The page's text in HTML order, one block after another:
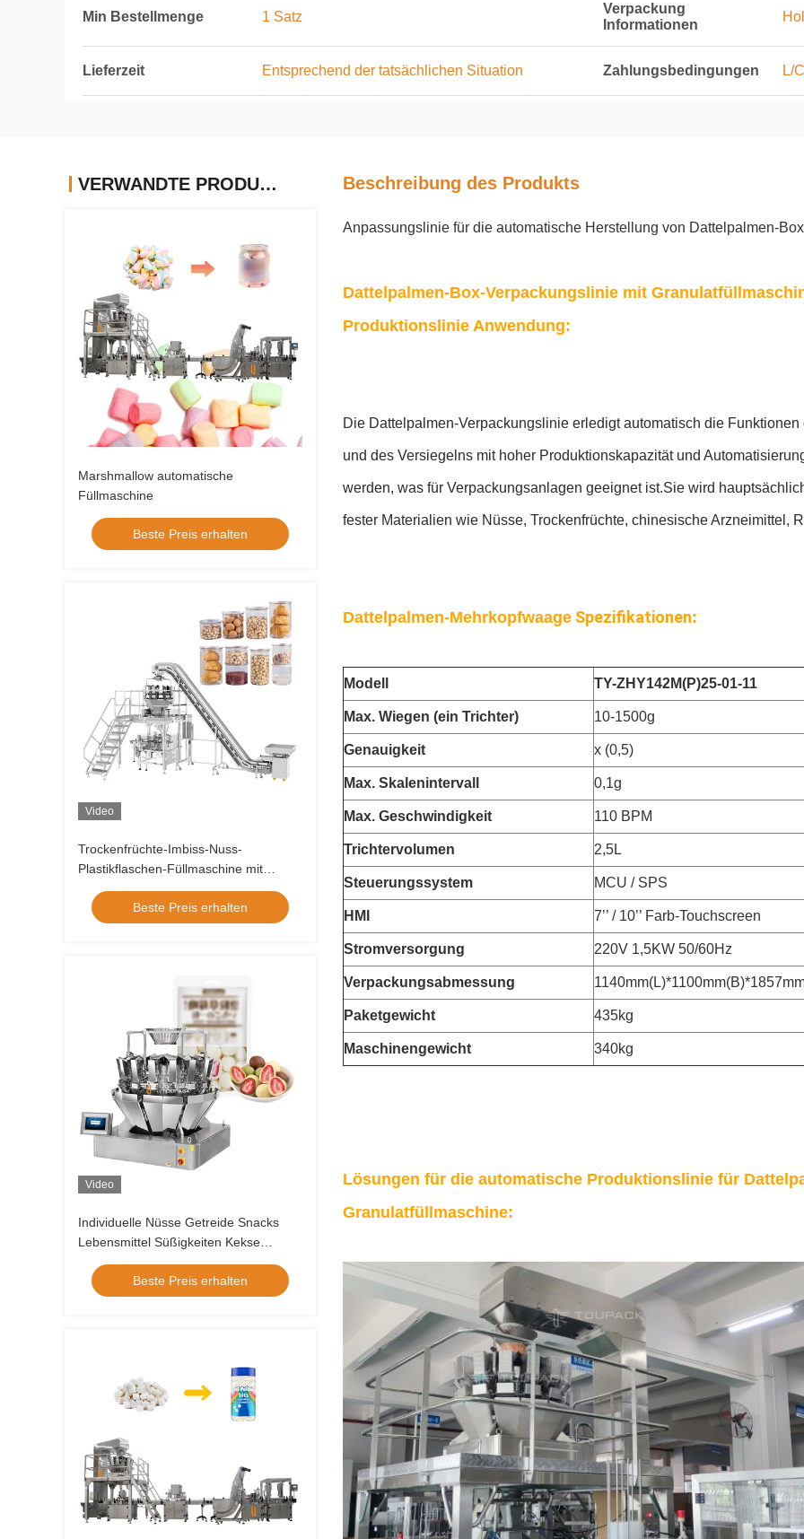
Min Bestellmenge 1 Satz
Verpackung
Informationen
Lieferzeit Entsprechend der tatsächlichen Situation Zahlungsbedingungen L/
VERWANDTE PRODUKTE
Marshmallow automatische
Füllmaschine
Beste Preis erhalten
Video
Trockenfrüchte-Imbiss-Nuss-
Plastikflaschen-Füllmaschine mit
Multihead-Wäger-Schrägförderer
Beste Preis erhalten
Video
Individuelle Nüsse Getreide Snacks
Lebensmittel Süßigkeiten Kekse
Erdnusskartoffelchips Samenkuchen
Stehen Sie auf Tasche Tasche
Verpackungsmaschine
Beste Preis erhalten
Beschreibung des Produkts
Anpassungslinie für die automatische Herstellung von Dattelpalmen-
Dattelpalmen-Box-Verpackungslinie mit
Produktionslinie Anwendung:
Die Dattelpalmen-Verpackungslinie erledigt automatisch die
und des Versiegelns mit hoher Produktionskapazität und
werden, was für Verpackungsanlagen geeignet ist.Sie wird
fester Materialien wie Nüsse, Trockenfrüchte, chinesische Arzneimittel,
Dattelpalmen-Mehrkopfwaage Spezifikationen:
Modell TY-ZHY142M(P)25-01-11
Max. Wiegen (ein Trichter) 10-1500g
Genauigkeit x (0,5)
Max. Skalenintervall 0,1g
Max. Geschwindigkeit 110 BPM
Trichtervolumen 2,5L
Steuerungssystem MCU / SPS
HMI 7’’ / 10’’ Farb-Touchscreen
Stromversorgung 220V 1,5KW 50/60Hz
Verpackungsabmessung
Paketgewicht 435kg
Maschinengewicht 340kg
Lösungen für die automatische Produktionslinie für
Granulatfüllmaschine: